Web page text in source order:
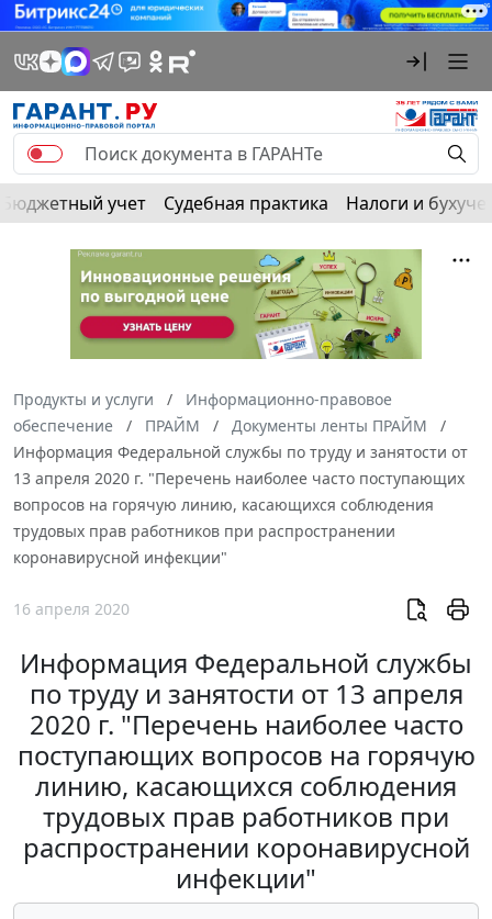
Бюджетный учет Судебная практика Налоги и
Продукты и услуги
Информационно-правовое
обеспечение
ПРАЙМ
Документы ленты ПРАЙМ
Информация Федеральной службы по труду и занятости от
13 апреля 2020 г. "Перечень наиболее часто поступающих
вопросов на горячую линию, касающихся соблюдения
трудовых прав работников при распространении
коронавирусной инфекции"
16 апреля 2020
Информация Федеральной службы
по труду и занятости от 13 апреля
2020 г. "Перечень наиболее часто
поступающих вопросов на горячую
линию, касающихся соблюдения
трудовых прав работников при
распространении коронавирусной
инфекции"